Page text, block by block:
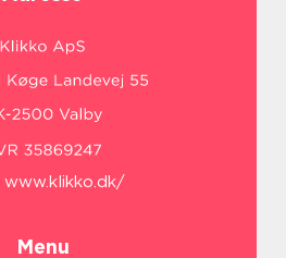
www.klikko.dk/
Menu